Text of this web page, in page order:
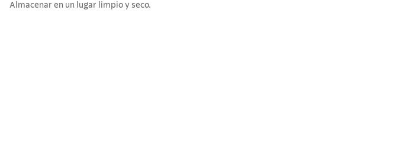
Almacenar en un lugar limpio y seco.